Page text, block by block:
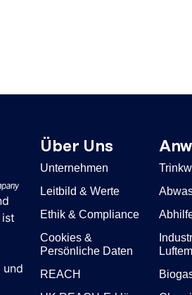
und
Über Uns
Unternehmen
Leitbild & Werte
Ethik & Compliance
Cookies &
Persönliche Daten
REACH